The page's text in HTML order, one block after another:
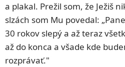
a plakal. Prežil som, že Ježiš
slzách som Mu povedal:
30 rokov slepý a až teraz
až do konca a všade kde
rozprávať."